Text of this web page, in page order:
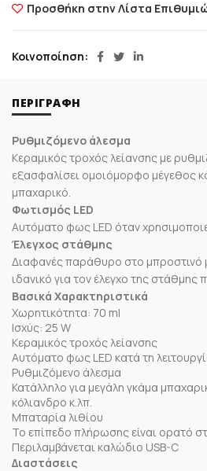
Προσθήκη στην Λίστα
Κοινοποίηση
ΠΕΡΙΓΡΑΦΉ
Ρυθμιζόμενο άλεσμα
Κεραμικός τροχός λείανσης με
εξασφαλίσει ομοιόμορφο μέγεθος
μπαχαρικό.
Φωτισμός LED
Αυτόματο φως LED όταν
Έλεγχος στάθμης
Διαφανές παράθυρο στο μπροστινό
ιδανικό για τον έλεγχο της στάθμης
Βασικά Χαρακτηριστικά
Χωρητικότητα: 70 ml
Ισχύς: 25 W
Κεραμικός τροχός λείανσης
Αυτόματο φως LED κατά τη
Ρυθμιζόμενο άλεσμα
Κατάλληλο για μεγάλη γκάμα
κόλιανδρο κ.λπ.
Μπαταρία λιθίου
Το επίπεδο πλήρωσης είναι ορατό
Περιλαμβάνεται καλώδιο USB-C
Διαστάσεις